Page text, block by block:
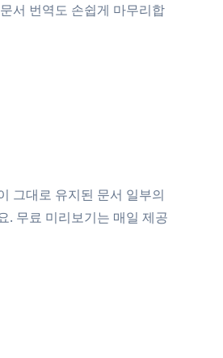
서 번역도 손쉽게 마무리합
그대로 유지된 문서 일부의
. 무료 미리보기는 매일 제공